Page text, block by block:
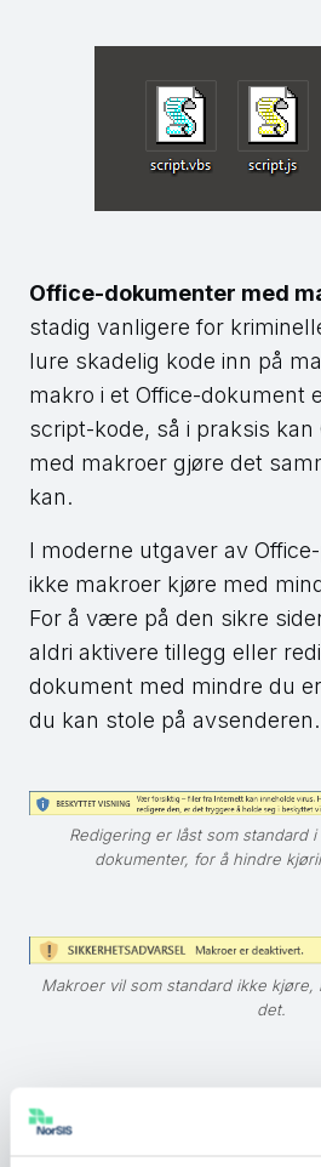
Office-dokumenter med
stadig vanligere for
lure skadelig kode inn på
makro i et Office-dokument
script-kode, så i praksis
med makroer gjøre det
kan.
I moderne utgaver av
ikke makroer kjøre med
For å være på den sikre
aldri aktivere tillegg eller
dokument med mindre du
du kan stole på avsenderen.
Redigering er låst som standard
dokumenter, for å hindre
Makroer vil som standard ikke
det.
Vær også oppmerksom på